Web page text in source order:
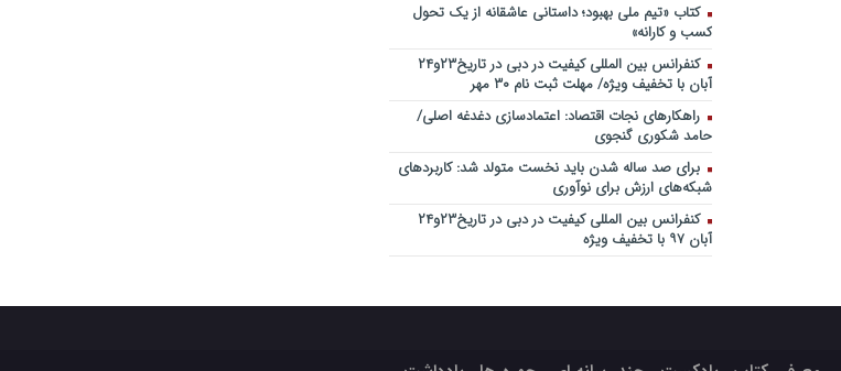
کتاب «تیم ملی بهبود؛ داستانی عاشقانه از یک تحول
کسب و کارانه»
کنفرانس بین المللی کیفیت در دبی در تاریخ۲۳و۲۴
آبان با تخفیف ویژه/ مهلت ثبت نام ۳۰ مهر
راهکارهای نجات اقتصاد: اعتمادسازی دغدغه اصلی/
حامد شکوری گنجوی
برای صد ساله شدن باید نخست متولد شد: کاربردهای
شبکه‌های ارزش برای نوآوری
کنفرانس بین المللی کیفیت در دبی در تاریخ۲۳و۲۴
آبان ۹۷ با تخفیف ویژه